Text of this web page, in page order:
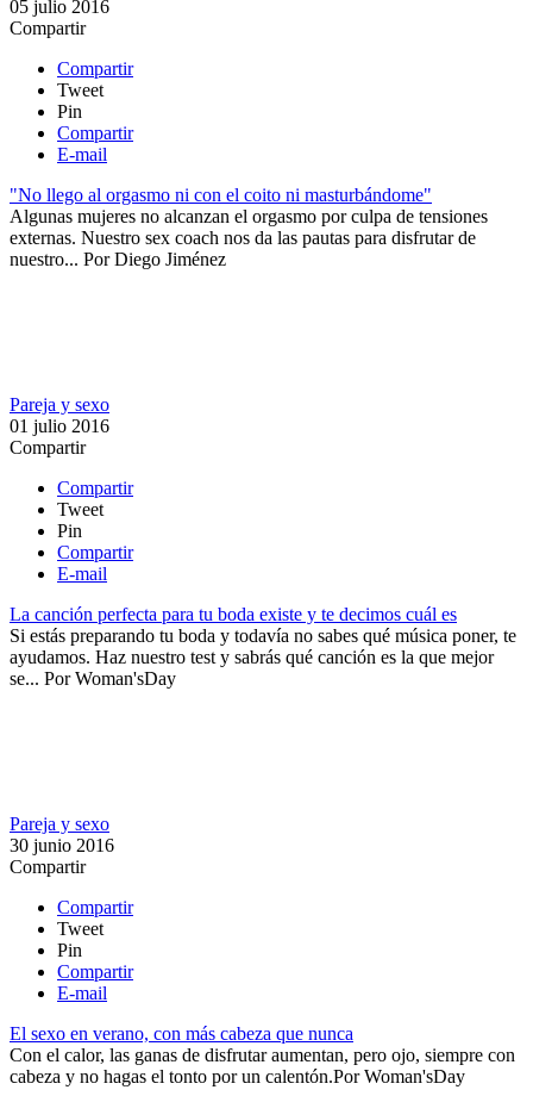
05 julio 2016
Compartir
Compartir
Tweet
Pin
Compartir
E-mail
"No llego al orgasmo ni con el coito ni masturbándome"
Algunas mujeres no alcanzan el orgasmo por culpa de tensiones
externas. Nuestro sex coach nos da las pautas para disfrutar de
nuestro... PorDiego Jiménez
Pareja y sexo
01 julio 2016
Compartir
Compartir
Tweet
Pin
Compartir
E-mail
La canción perfecta para tu boda existe y te decimos cuál es
​Si estás preparando tu boda y todavía no sabes qué música poner, te
ayudamos. Haz nuestro test y sabrás qué canción es la que mejor
se... PorWoman'sDay
Pareja y sexo
30 junio 2016
Compartir
Compartir
Tweet
Pin
Compartir
E-mail
El sexo en verano, con más cabeza que nunca
Con el calor, las ganas de disfrutar aumentan, pero ojo, siempre con
cabeza y no hagas el tonto por un calentón.​PorWoman'sDay